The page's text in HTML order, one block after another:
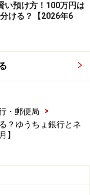
がります。
いお金の置き場
間、使いやすさ
預金を探してみ
をご確認くださ
おり、特定の金融
慮しております
基づく損失・損害
い預け方！100万円は
ける？【2026年6
・郵便局
>
？ゆうちょ銀行とネ
】